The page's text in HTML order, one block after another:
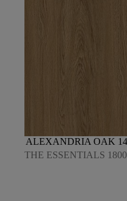
ALEXANDRIA OAK 14
THE ESSENTIALS